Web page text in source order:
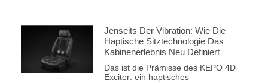
Jenseits Der Vibration: Wie Die
Haptische Sitztechnologie Das
Kabinenerlebnis Neu Definiert
Das ist die Prämisse des KEPO 4D
Exciter: ein haptisches